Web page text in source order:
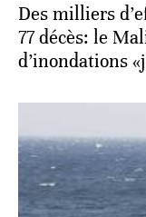
Des milliers
77 décès: le
d’inondations